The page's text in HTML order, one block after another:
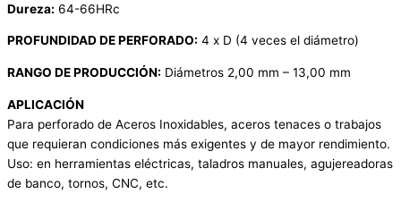
Dureza: 64-66HRc
PROFUNDIDAD DE PERFORADO: 4 x D (4 veces el diámetro)
RANGO DE PRODUCCIÓN: Diámetros 2,00 mm – 13,00 mm
APLICACIÓN
Para perforado de Aceros Inoxidables, aceros tenaces o trabajos
que requieran condiciones más exigentes y de mayor rendimiento.
Uso: en herramientas eléctricas, taladros manuales, agujereadoras
de banco, tornos, CNC, etc.